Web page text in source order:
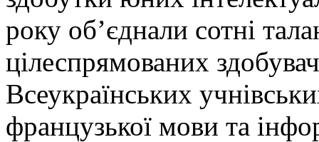
року об’єднали сотні
цілеспрямованих
Всеукраїнських
французької мови та